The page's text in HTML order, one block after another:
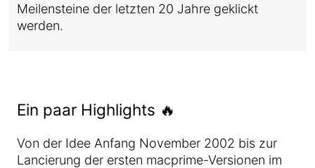
Meilensteine der letzten 20 Jahre geklickt
werden.
Ein paar Highlights 🔥
Von der Idee Anfang November 2002 bis zur
Lancierung der ersten macprime-Versionen im